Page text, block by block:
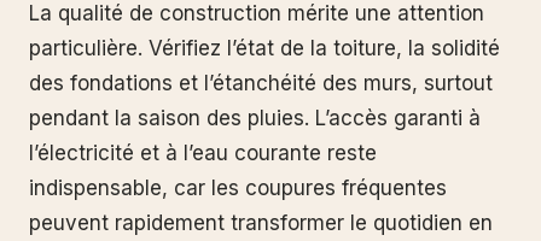
La qualité de construction mérite une attention
particulière. Vérifiez l’état de la toiture, la solidité
des fondations et l’étanchéité des murs, surtout
pendant la saison des pluies. L’accès garanti à
l’électricité et à l’eau courante reste
indispensable, car les coupures fréquentes
peuvent rapidement transformer le quotidien en